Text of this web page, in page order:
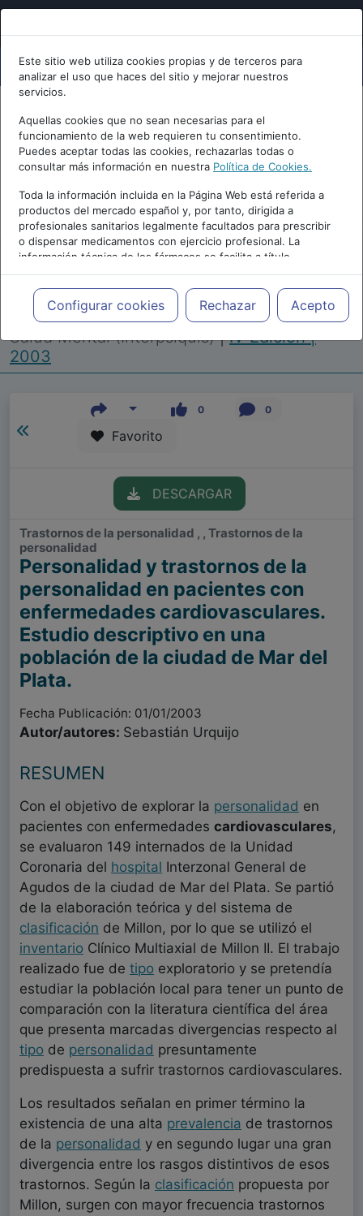
Este sitio web utiliza cookies propias y de terceros para
analizar el uso que haces del sitio y mejorar nuestros
servicios.
Aquellas cookies que no sean necesarias para el
funcionamiento de la web requieren tu consentimiento.
Puedes aceptar todas las cookies, rechazarlas todas o
consultar más información en nuestra Política de Cookies.
Toda la información incluida en la Página Web está referida a
productos del mercado español y, por tanto, dirigida a
profesionales sanitarios legalmente facultados para prescribir
o dispensar medicamentos con ejercicio profesional. La
información técnica de los fármacos se facilita a título
meramente informativo, siendo responsabilidad de los
profesionales facultados prescribir medicamentos y decidir, en
cada caso concreto, el tratamiento más adecuado a las
necesidades del paciente.
Configurar cookies Rechazar Acepto
Repositorio de Artículos |Congreso Virtual
Internacional de Psiquiatría, Psicología y
Salud Mental (Interpsiquis)|IV Edición |
2003
0 0
Favorito
DESCARGAR
Trastornos de la personalidad , , Trastornos de la
personalidad
Personalidad y trastornos de la
personalidad en pacientes con
enfermedades cardiovasculares.
Estudio descriptivo en una
población de la ciudad de Mar del
Plata.
Fecha Publicación: 01/01/2003
Autor/autores: Sebastián Urquijo
RESUMEN
Con el objetivo de explorar la personalidad en
pacientes con enfermedades cardiovasculares,
se evaluaron 149 internados de la Unidad
Coronaria del hospital Interzonal General de
Agudos de la ciudad de Mar del Plata. Se partió
de la elaboración teórica y del sistema de
clasificación de Millon, por lo que se utilizó el
inventario Clínico Multiaxial de Millon II. El trabajo
realizado fue de tipo exploratorio y se pretendía
estudiar la población local para tener un punto de
comparación con la literatura científica del área
que presenta marcadas divergencias respecto al
tipo de personalidad presuntamente
predispuesta a sufrir trastornos cardiovasculares.
Los resultados señalan en primer término la
existencia de una alta prevalencia de trastornos
de la personalidad y en segundo lugar una gran
divergencia entre los rasgos distintivos de esos
trastornos. Según la clasificación propuesta por
Millon, surgen con mayor frecuencia trastornos